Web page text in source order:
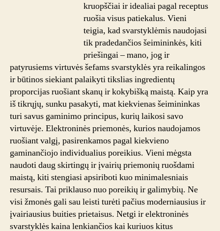
kruopščiai ir idealiai pagal receptus
ruošia visus patiekalus. Vieni
teigia, kad svarstyklėmis naudojasi
tik pradedančios šeimininkės, kiti
priešingai – mano, jog ir
patyrusiems virtuvės šefams svarstyklės yra reikalingos
ir būtinos siekiant palaikyti tikslias ingredientų
proporcijas ruošiant skanų ir kokybišką maistą. Kaip yra
iš tikrųjų, sunku pasakyti, mat kiekvienas šeimininkas
turi savus gaminimo principus, kurių laikosi savo
virtuvėje. Elektroninės priemonės, kurios naudojamos
ruošiant valgį, pasirenkamos pagal kiekvieno
gaminančiojo individualius poreikius. Vieni mėgsta
naudoti daug skirtingų ir įvairių priemonių ruošdami
maistą, kiti stengiasi apsiriboti kuo minimalesniais
resursais. Tai priklauso nuo poreikių ir galimybių. Ne
visi žmonės gali sau leisti turėti pačius moderniausius ir
įvairiausius buities prietaisus. Netgi ir elektroninės
svarstyklės kaina lenkiančios kai kuriuos kitus